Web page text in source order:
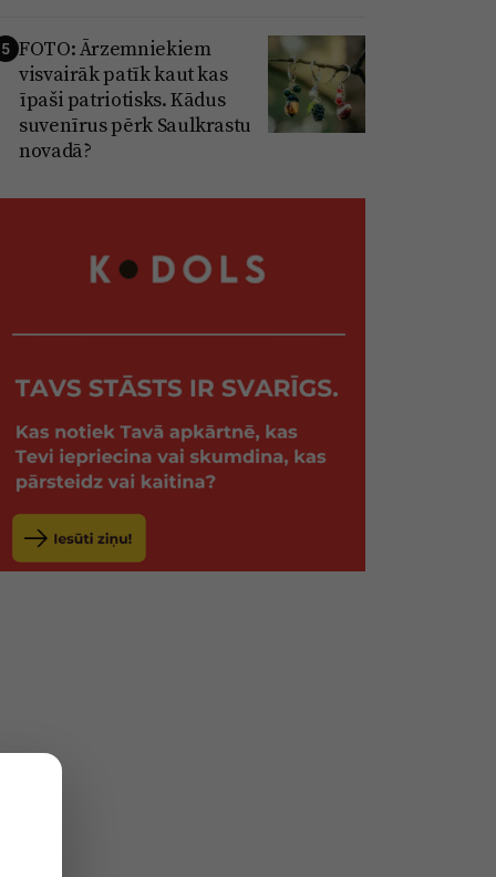
5 FOTO: Ārzemniekiem
visvairāk patīk kaut kas
īpaši patriotisks. Kādus
suvenīrus pērk Saulkrastu
novadā?